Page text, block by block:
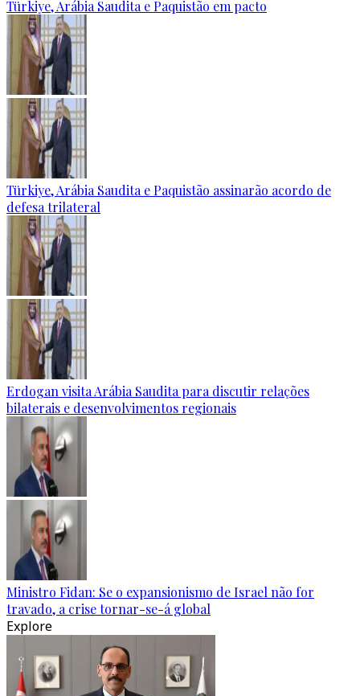
Türkiye, Arábia Saudita e Paquistão em pacto
Türkiye, Arábia Saudita e Paquistão assinarão acordo de
defesa trilateral
Erdogan visita Arábia Saudita para discutir relações
bilaterais e desenvolvimentos regionais
Ministro Fidan: Se o expansionismo de Israel não for
travado, a crise tornar-se-á global
Explore